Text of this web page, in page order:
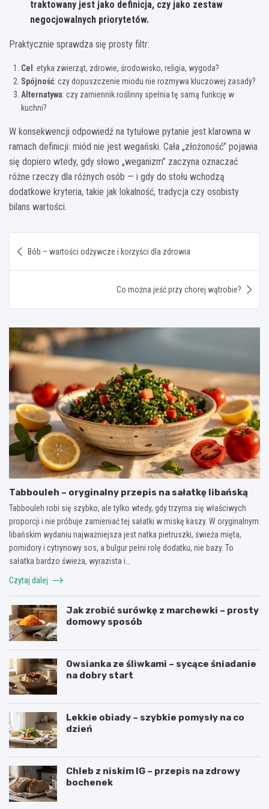
traktowany jest jako definicja, czy jako zestaw
negocjowalnych priorytetów.
Praktycznie sprawdza się prosty filtr:
Cel : etyka zwierząt, zdrowie, środowisko, religia, wygoda?
Spójność: czy dopuszczenie miodu nie rozmywa kluczowej zasady?
Alternatywa: czy zamiennik roślinny spełnia tę samą funkcję w
kuchni?
W konsekwencji odpowiedź na tytułowe pytanie jest klarowna w
ramach definicji: miód nie jest wegański. Cała „złożoność” pojawia
się dopiero wtedy, gdy słowo „weganizm” zaczyna oznaczać
różne rzeczy dla różnych osób — i gdy do stołu wchodzą
dodatkowe kryteria, takie jak lokalność, tradycja czy osobisty
bilans wartości.
wpisu
Bób – wartości odżywcze i korzyści dla zdrowia
Co można jeść przy chorej wątrobie?
Tabbouleh – oryginalny przepis na sałatkę libańską
Tabbouleh robi się szybko, ale tylko wtedy, gdy trzyma się właściwych
proporcji i nie próbuje zamieniać tej sałatki w miskę kaszy. W oryginalnym
libańskim wydaniu najważniejsza jest natka pietruszki, świeża mięta,
pomidory i cytrynowy sos, a bulgur pełni rolę dodatku, nie bazy. To
sałatka bardzo świeża, wyrazista i…
Czytaj dalej
Jak zrobić surówkę z marchewki – prosty
domowy sposób
Owsianka ze śliwkami – sycące śniadanie
na dobry start
Lekkie obiady – szybkie pomysły na co
dzień
Chleb z niskim IG – przepis na zdrowy
bochenek
J
P